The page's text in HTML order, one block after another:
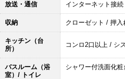
放送・通信 インターネット接続
収納 クローゼット / 押入
キッチン（台
所）
コンロ2口以上 / シ
バスルーム（浴
室）/ トイレ
シャワー付洗面化